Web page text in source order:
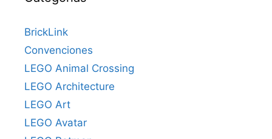
BrickLink
Convenciones
LEGO Animal Crossing
LEGO Architecture
LEGO Art
LEGO Avatar